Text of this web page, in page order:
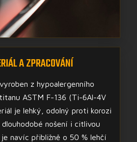
A ZPRACOVÁNÍ
z hypoalergenního
ASTM F-136 (Ti-6Al-4V
je lehký, odolný proti korozi
nošení i citlivou
navíc přibližně o 50 % lehčí